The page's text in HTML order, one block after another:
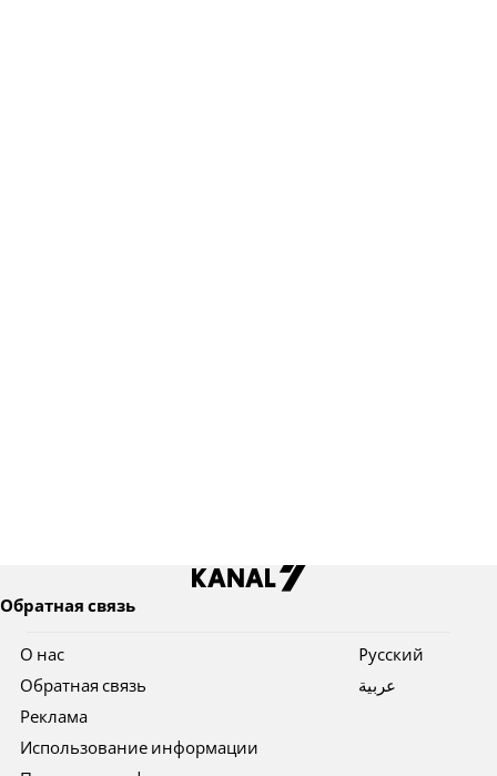
Обратная связь
О нас
Обратная связь
Реклама
Использование информации
Pусский
عربية